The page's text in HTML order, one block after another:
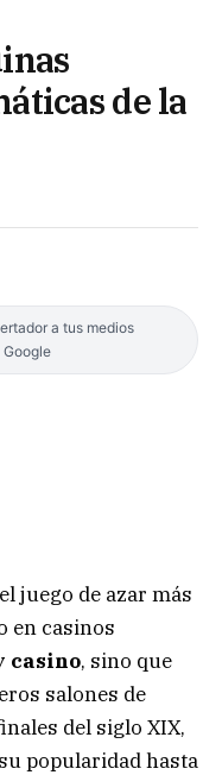
de la
a tus medios
Google
juego de azar más
en casinos
casino, sino que
salones de
del siglo XIX,
popularidad hasta